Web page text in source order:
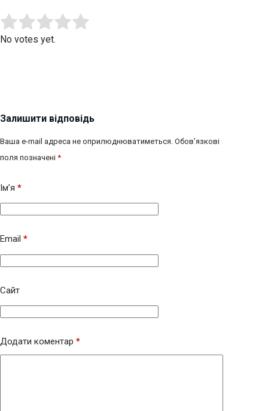
Rate this item:
No votes yet.
Залишити відповідь
Ваша e-mail адреса не оприлюднюватиметься. Обов’язкові
поля позначені *
Ім’я *
Email *
Сайт
Додати коментар *